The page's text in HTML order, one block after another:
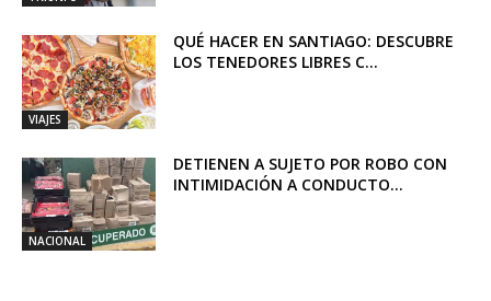
VIAJES
QUÉ HACER EN SANTIAGO: DESCUBRE
LOS TENEDORES LIBRES C...
NACIONAL
DETIENEN A SUJETO POR ROBO CON
INTIMIDACIÓN A CONDUCTO...